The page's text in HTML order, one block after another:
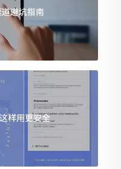
避坑指南
样用更安全